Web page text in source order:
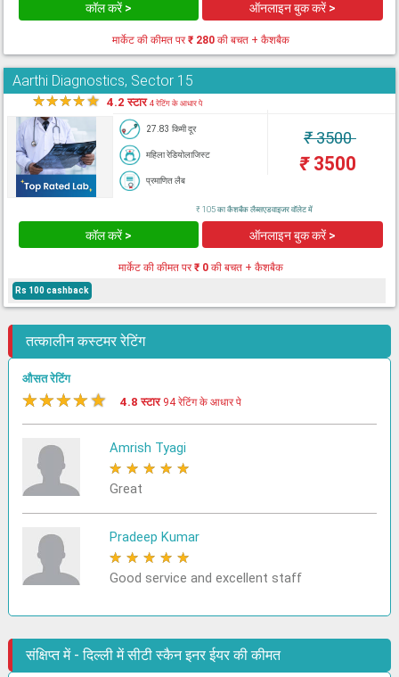
कॉल करें > ऑनलाइन बुक करें >
मार्केट की कीमत पर₹ 280की बचत + कैशबैक
Aarthi Diagnostics, Sector 15
★★★★★ 4.2 स्टार4 रेटिंग के आधार पे
27.83 किमी दूर
महिला रेडियोलाजिस्ट
प्रमाणित लैब
₹3500
₹3500
₹ 105 का कैशबैक लैब्सएडवाइजर वॉलेट में
कॉल करें > ऑनलाइन बुक करें >
मार्केट की कीमत पर₹ 0की बचत + कैशबैक
Rs 100 cashback
तत्कालीन कस्टमर रेटिंग
औसत रेटिंग
★★★★★ 4.8 स्टार 94 रेटिंग के आधार पे
Amrish Tyagi
★ ★ ★ ★ ★
Great
Pradeep Kumar
★ ★ ★ ★ ★
Good service and excellent staff
संक्षिप्त में - दिल्ली में सीटी स्कैन इनर ईयर की कीमत